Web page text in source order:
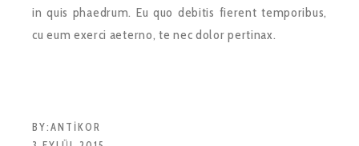
in quis phaedrum. Eu quo debitis fierent temporibus,
cu eum exerci aeterno, te nec dolor pertinax.
BY:ANTIKOR